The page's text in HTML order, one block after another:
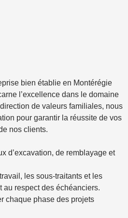
bien établie en Montérégie
l’excellence dans le domaine
de valeurs familiales, nous
pour garantir la réussite de vos
nos clients.
d’excavation, de remblayage et
les sous-traitants et les
au respect des échéanciers.
chaque phase des projets